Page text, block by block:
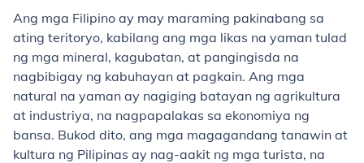
Ang mga Filipino ay may maraming pakinabang sa
ating teritoryo, kabilang ang mga likas na yaman tulad
ng mga mineral, kagubatan, at pangingisda na
nagbibigay ng kabuhayan at pagkain. Ang mga
natural na yaman ay nagiging batayan ng agrikultura
at industriya, na nagpapalakas sa ekonomiya ng
bansa. Bukod dito, ang mga magagandang tanawin at
kultura ng Pilipinas ay nag-aakit ng mga turista, na